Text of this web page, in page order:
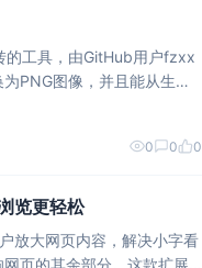
的工具，由GitHub用户fzxx
0 0 0
览更轻松
放大网页内容，解决小字看